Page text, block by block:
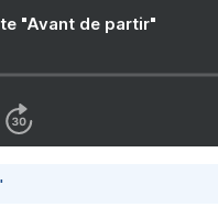
"Avant de partir"